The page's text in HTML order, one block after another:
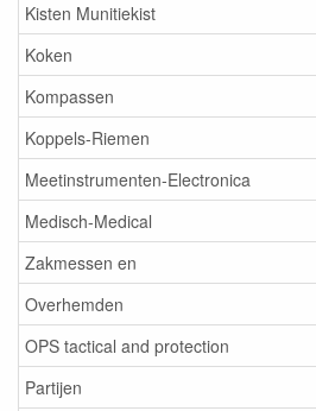
Kisten Munitiekist
Koken
Kompassen
Koppels-Riemen
Meetinstrumenten-Electronica
Medisch-Medical
Zakmessen en
Overhemden
OPS tactical and protection
Partijen